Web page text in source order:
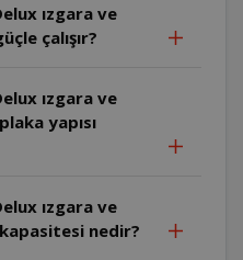
ızgara ve
çalışır?
ızgara ve
yapısı
ızgara ve
nedir?